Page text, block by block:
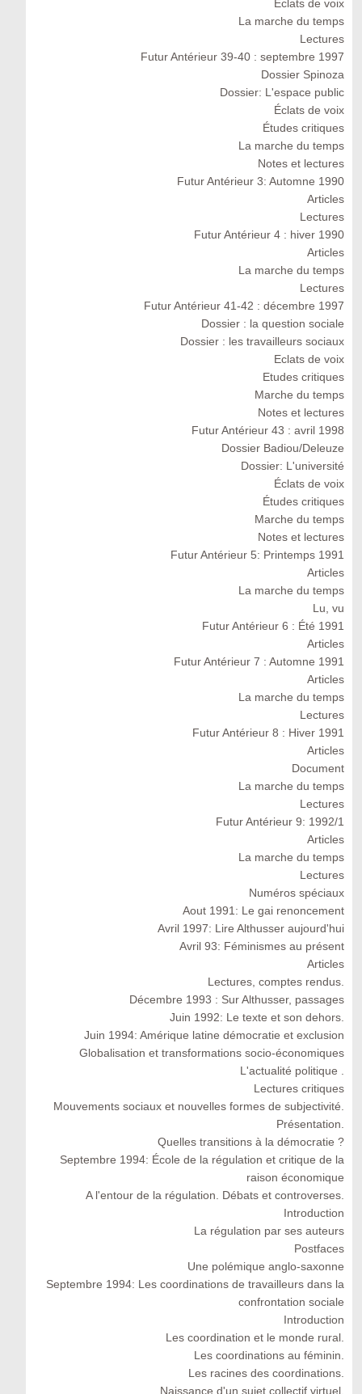
Eclats de voix
La marche du temps
Lectures
Futur Antérieur 39-40 : septembre 1997
Dossier Spinoza
Dossier: L'espace public
Éclats de voix
Études critiques
La marche du temps
Notes et lectures
Futur Antérieur 3: Automne 1990
Articles
Lectures
Futur Antérieur 4 : hiver 1990
Articles
La marche du temps
Lectures
Futur Antérieur 41-42 : décembre 1997
Dossier : la question sociale
Dossier : les travailleurs sociaux
Eclats de voix
Etudes critiques
Marche du temps
Notes et lectures
Futur Antérieur 43 : avril 1998
Dossier Badiou/Deleuze
Dossier: L'université
Éclats de voix
Études critiques
Marche du temps
Notes et lectures
Futur Antérieur 5: Printemps 1991
Articles
La marche du temps
Lu, vu
Futur Antérieur 6 : Été 1991
Articles
Futur Antérieur 7 : Automne 1991
Articles
La marche du temps
Lectures
Futur Antérieur 8 : Hiver 1991
Articles
Document
La marche du temps
Lectures
Futur Antérieur 9: 1992/1
Articles
La marche du temps
Lectures
Numéros spéciaux
Aout 1991: Le gai renoncement
Avril 1997: Lire Althusser aujourd'hui
Avril 93: Féminismes au présent
Articles
Lectures, comptes rendus.
Décembre 1993 : Sur Althusser, passages
Juin 1992: Le texte et son dehors.
Juin 1994: Amérique latine démocratie et exclusion
Globalisation et transformations socio-économiques
L'actualité politique .
Lectures critiques
Mouvements sociaux et nouvelles formes de subjectivité.
Présentation.
Quelles transitions à la démocratie ?
Septembre 1994: École de la régulation et critique de la
raison économique
A l'entour de la régulation. Débats et controverses.
Introduction
La régulation par ses auteurs
Postfaces
Une polémique anglo-saxonne
Septembre 1994: Les coordinations de travailleurs dans la
confrontation sociale
Introduction
Les coordination et le monde rural.
Les coordinations au féminin.
Les racines des coordinations.
Naissance d'un sujet collectif virtuel.